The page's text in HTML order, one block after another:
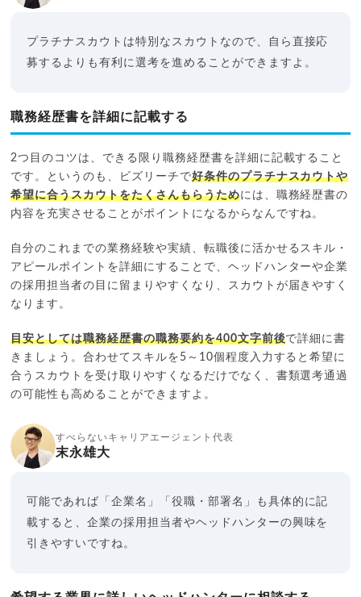
プラチナスカウトは特別なスカウトなので、自ら直接応
募するよりも有利に選考を進めることができますよ。
職務経歴書を詳細に記載する
2つ目のコツは、できる限り職務経歴書を詳細に記載すること
です。というのも、ビズリーチで好条件のプラチナスカウトや
希望に合うスカウトをたくさんもらうためには、職務経歴書の
内容を充実させることがポイントになるからなんですね。
自分のこれまでの業務経験や実績、転職後に活かせるスキル・
アピールポイントを詳細にすることで、ヘッドハンターや企業
の採用担当者の目に留まりやすくなり、スカウトが届きやすく
なります。
目安としては職務経歴書の職務要約を400文字前後で詳細に書
きましょう。合わせてスキルを5～10個程度入力すると希望に
合うスカウトを受け取りやすくなるだけでなく、書類選考通過
の可能性も高めることができますよ。
すべらないキャリアエージェント代表
末永雄大
可能であれば「企業名」「役職・部署名」も具体的に記
載すると、企業の採用担当者やヘッドハンターの興味を
引きやすいですね。